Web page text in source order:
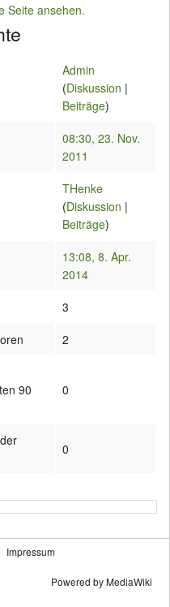
Seite ansehen.
Admin
(Diskussion |
Beiträge)
08:30, 23. Nov.
2011
THenke
(Diskussion |
Beiträge)
13:08, 8. Apr.
2014
3
2
90
0
0
Impressum
Powered by MediaWiki